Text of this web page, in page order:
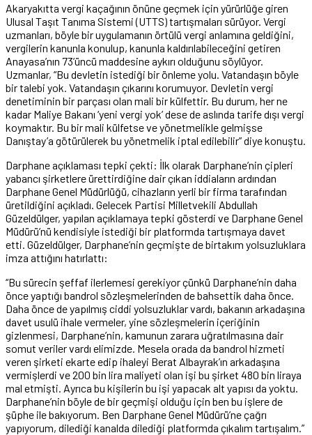
Akaryakıtta vergi kaçağının önüne geçmek için yürürlüğe giren
Ulusal Taşıt Tanıma Sistemi (UTTS) tartışmaları sürüyor. Vergi
uzmanları, böyle bir uygulamanın örtülü vergi anlamına geldiğini,
vergilerin kanunla konulup, kanunla kaldırılabileceğini getiren
Anayasa’nın 73’üncü maddesine aykırı olduğunu söylüyor.
Uzmanlar, “Bu devletin istediği bir önleme yolu. Vatandaşın böyle
bir talebi yok. Vatandaşın çıkarını korumuyor. Devletin vergi
denetiminin bir parçası olan mali bir külfettir. Bu durum, her ne
kadar Maliye Bakanı ‘yeni vergi yok’ dese de aslında tarife dışı vergi
koymaktır. Bu bir mali külfetse ve yönetmelikle gelmişse
Danıştay’a götürülerek bu yönetmelik iptal edilebilir” diye konuştu.
Darphane açıklaması tepki çekti: İlk olarak Darphane’nin çipleri
yabancı şirketlere ürettirdiğine dair çıkan iddiaların ardından
Darphane Genel Müdürlüğü, cihazların yerli bir firma tarafından
üretildiğini açıkladı. Gelecek Partisi Milletvekili Abdullah
Güzeldülger, yapılan açıklamaya tepki gösterdi ve Darphane Genel
Müdürü’nü kendisiyle istediği bir platformda tartışmaya davet
etti. Güzeldülger, Darphane’nin geçmişte de birtakım yolsuzluklara
imza attığını hatırlattı:
“Bu sürecin şeffaf ilerlemesi gerekiyor çünkü Darphane’nin daha
önce yaptığı bandrol sözleşmelerinden de bahsettik daha önce.
Daha önce de yapılmış ciddi yolsuzluklar vardı, bakanın arkadaşına
davet usulü ihale vermeler, yine sözleşmelerin içeriğinin
gizlenmesi, Darphane’nin, kamunun zarara uğratılmasına dair
somut veriler vardı elimizde. Mesela orada da bandrol hizmeti
veren şirketi ekarte edip ihaleyi Berat Albayrak’ın arkadaşına
vermişlerdi ve 200 bin lira maliyeti olan işi bu şirket 480 bin liraya
mal etmişti. Ayrıca bu kişilerin bu işi yapacak alt yapısı da yoktu.
Darphane’nin böyle de bir geçmişi olduğu için ben bu işlere de
şüphe ile bakıyorum. Ben Darphane Genel Müdürü’ne çağrı
yapıyorum, dilediği kanalda dilediği platformda çıkalım tartışalım.”